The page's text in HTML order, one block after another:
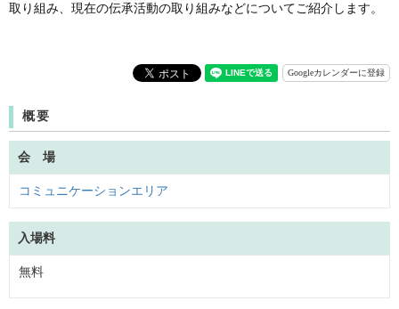
取り組み、現在の伝承活動の取り組みなどについてご紹介します。
Googleカレンダーに登録
概要
会 場
コミュニケーションエリア
入場料
無料